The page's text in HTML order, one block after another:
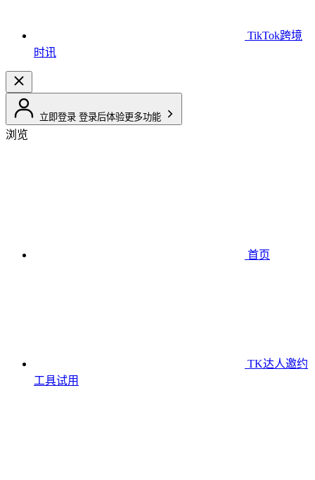
TikTok跨境
时讯
立即登录 登录后体验更多功能
浏览
首页
TK达人邀约
工具试用